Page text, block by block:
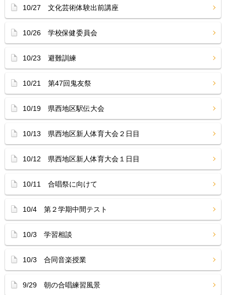
10/27 文化芸術体験出前講座
10/26 学校保健委員会
10/23 避難訓練
10/21 第47回鬼友祭
10/19 県西地区駅伝大会
10/13 県西地区新人体育大会２日目
10/12 県西地区新人体育大会１日目
10/11 合唱祭に向けて
10/4 第２学期中間テスト
10/3 学習相談
10/3 合同音楽授業
9/29 朝の合唱練習風景